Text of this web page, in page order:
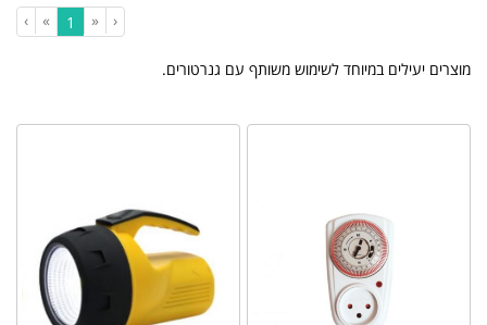
‹
«
1
»
›
מוצרים יעילים במיוחד לשימוש משותף עם גנרטורים.